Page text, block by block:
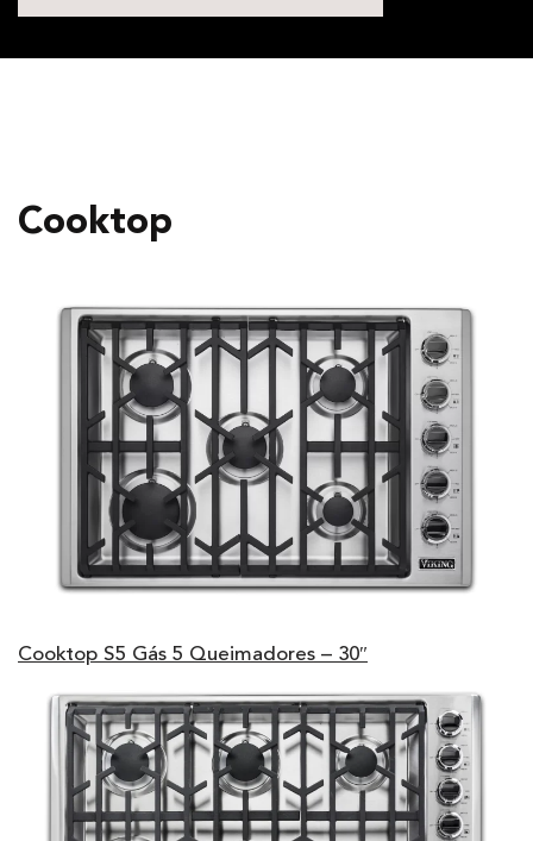
Cooktop
Cooktop S5 Gás 5 Queimadores – 30″